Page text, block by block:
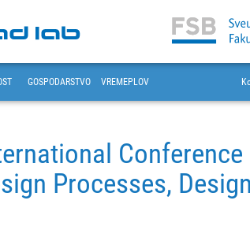
GOSPODARSTVO VREMEPLOV
Conference
Processes,